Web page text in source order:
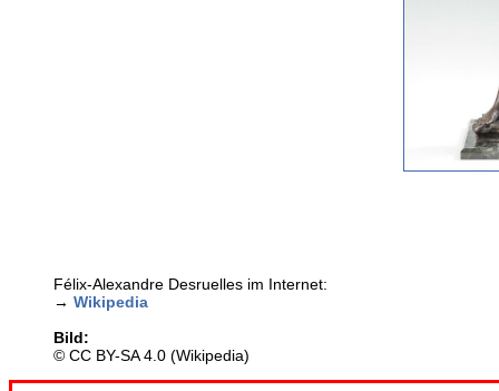
Félix-Alexandre Desruelles im Internet:
→ Wikipedia
Bild:
© CC BY-SA 4.0 (Wikipedia)